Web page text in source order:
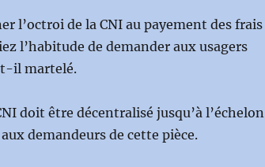
l’octroi de la CNI au payement des frais
l’habitude de demander aux usagers
t-il martelé.
doit être décentralisé jusqu’à l’échelon
demandeurs de cette pièce.